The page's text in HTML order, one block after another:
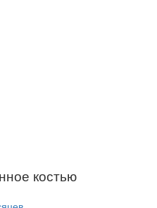
костью